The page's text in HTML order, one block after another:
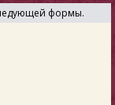
формы.